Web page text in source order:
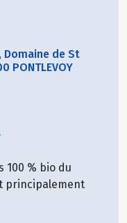
, Domaine de St
PONTLEVOY
100 % bio du
principalement